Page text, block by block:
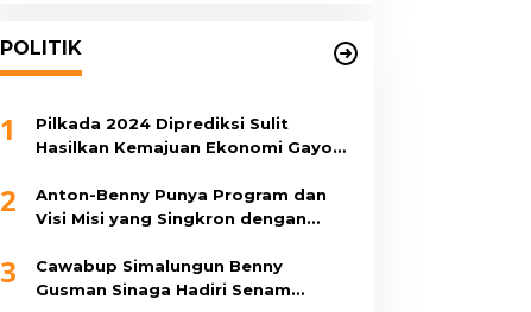
POLITIK
1
Pilkada 2024 Diprediksi Sulit
Hasilkan Kemajuan Ekonomi Gayo
2
Anton-Benny Punya Program dan
Visi Misi yang Singkron dengan
Unggulannya
3
Cawabup Simalungun Benny
Gusman Sinaga Hadiri Senam